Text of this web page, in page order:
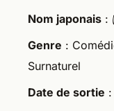
Nom japonais :
Genre :
Surnaturel
Date de sortie